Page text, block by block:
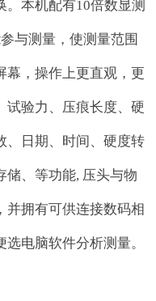
本机配有10倍数显测
与测量，使测量范围
幕，操作上更直观，更
试验力、压痕长度、硬
、日期、时间、硬度转
储、等功能, 压头与物
并拥有可供连接数码相
电脑软件分析测量。